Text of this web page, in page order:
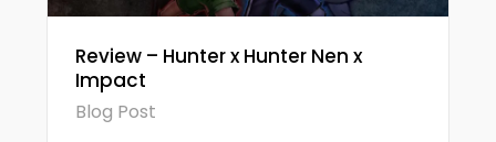
Review – Hunter x Hunter Nen x
Impact
Blog Post